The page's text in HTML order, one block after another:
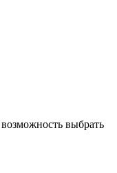
выбрать